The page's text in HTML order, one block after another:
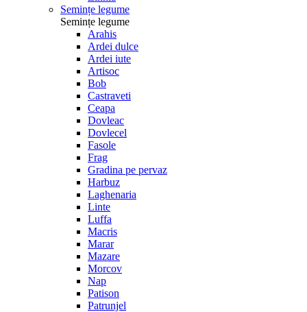
Semințe legume
Semințe legume
Arahis
Ardei dulce
Ardei iute
Artisoc
Bob
Castraveti
Ceapa
Dovleac
Dovlecel
Fasole
Frag
Gradina pe pervaz
Harbuz
Laghenaria
Linte
Luffa
Macris
Marar
Mazare
Morcov
Nap
Patison
Patrunjel